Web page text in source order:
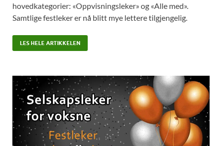
hovedkategorier: «Oppvisningsleker» og «Alle med».
Samtlige festleker er nå blitt mye lettere tilgjengelig.
LES HELE ARTIKKELEN